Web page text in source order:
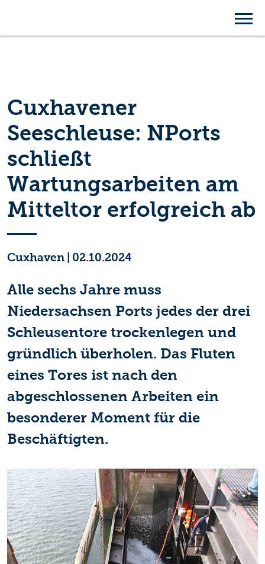
Cuxhavener
Seeschleuse: NPorts
schließt
Wartungsarbeiten am
Mitteltor erfolgreich ab
Cuxhaven 02.10.2024
Alle sechs Jahre muss
Niedersachsen Ports jedes der drei
Schleusentore trockenlegen und
gründlich überholen. Das Fluten
eines Tores ist nach den
abgeschlossenen Arbeiten ein
besonderer Moment für die
Beschäftigten.